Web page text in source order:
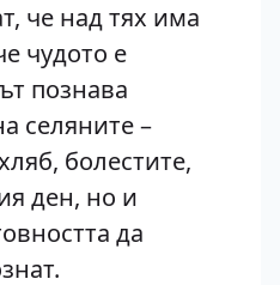
че над тях има
чудото е
познава
селяните –
болестите,
ден, но и
да